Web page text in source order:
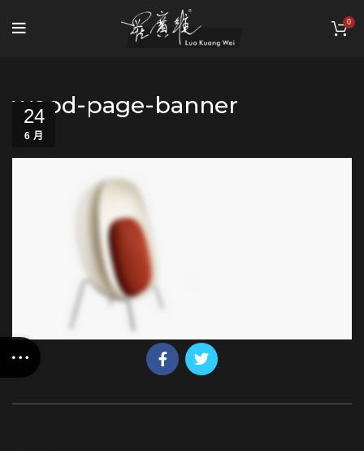
0
wood-page-banner
24
6 月